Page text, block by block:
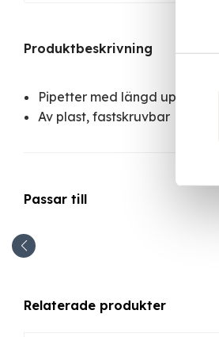
Produktbeskrivning
Pipetter med längd upp till
Av plast, fastskruvbar
Passar till
Relaterade produkter